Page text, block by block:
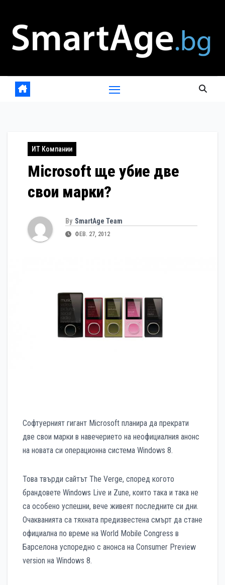
content
ИТ Компании
Microsoft ще убие две
свои марки?
By SmartAge Team
ФЕВ. 27, 2012
Софтуерният гигант Microsoft планира да прекрати
две свои марки в навечерието на неофициалния анонс
на новата си операционна система Windows 8.
Това твърди сайтът The Verge, според когото
брандовете Windows Live и Zune, които така и така не
са особено успешни, вече живеят последните си дни.
Очакванията са тяхната предизвестена смърт да стане
официална по време на World Mobile Congress в
Барселона успоредно с анонса на Consumer Preview
version на Windows 8.